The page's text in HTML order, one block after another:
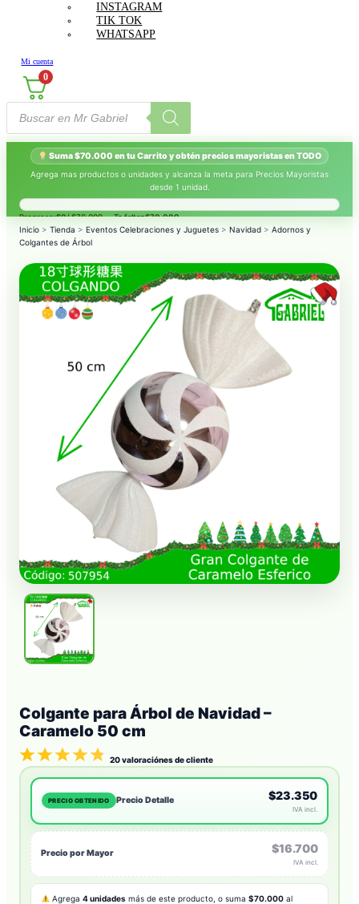
INSTAGRAM
TIK TOK
WHATSAPP
Mi cuenta
0
Búsqueda
productos
Suma $70.000 en tu Carrito y obtén precios mayoristas en TODO
Agrega mas productos o unidades y alcanza la meta para Precios Mayoristas
desde 1 unidad.
Progreso:$0/ $70.000 — Te faltan$70.000.
Inicio > Tienda > Eventos Celebraciones y Juguetes > Navidad > Adornos y
Colgantes de Árbol
Colgante para Árbol de Navidad –
Caramelo 50 cm
20valoraciónes de cliente
PRECIO OBTENIDO Precio Detalle $23.350
IVA incl.
Precio por Mayor $16.700
IVA incl.
Agrega4 unidades más de este producto, o suma$70.000 al